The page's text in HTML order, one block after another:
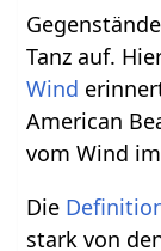
Tanz auf.
Wind
American
vom Wind
Die
stark von